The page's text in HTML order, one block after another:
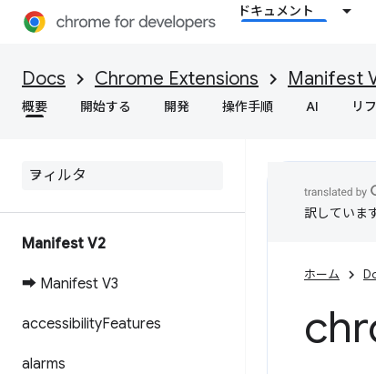
ドキュメント
Docs Chrome Extensions Manifest
概要 開始する 開発 操作手順 AI リ
Manifest V2
➡ Manifest V3
accessibilityFeatures
alarms
訳していま
ホーム